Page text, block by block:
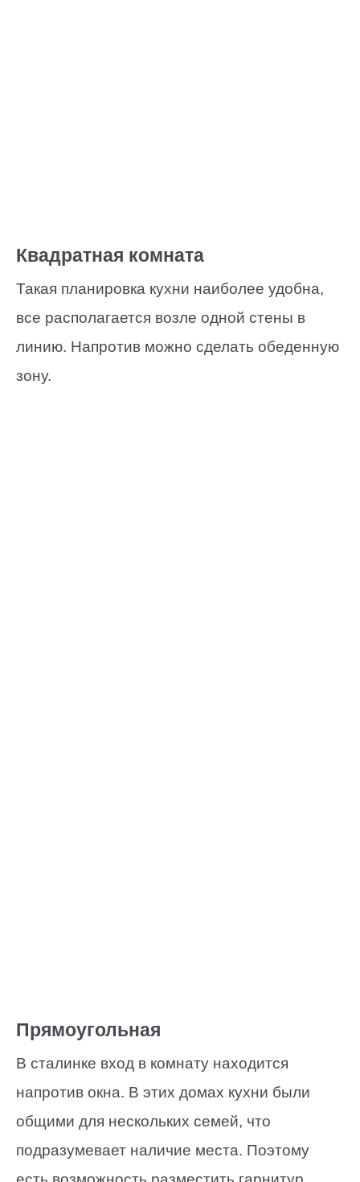
Квадратная комната
Такая планировка кухни наиболее удобна,
все располагается возле одной стены в
линию. Напротив можно сделать обеденную
зону.
Прямоугольная
В сталинке вход в комнату находится
напротив окна. В этих домах кухни были
общими для нескольких семей, что
подразумевает наличие места. Поэтому